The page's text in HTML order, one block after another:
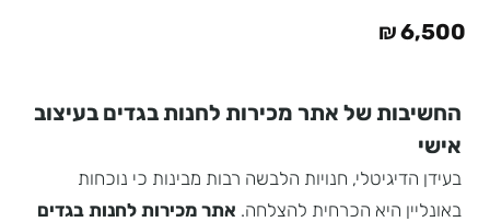
₪6,500
החשיבות של אתר מכירות לחנות בגדים בעיצוב
אישי
בעידן הדיגיטלי, חנויות הלבשה רבות מבינות כי נוכחות
באונליין היא הכרחית להצלחה. אתר מכירות לחנות בגדים